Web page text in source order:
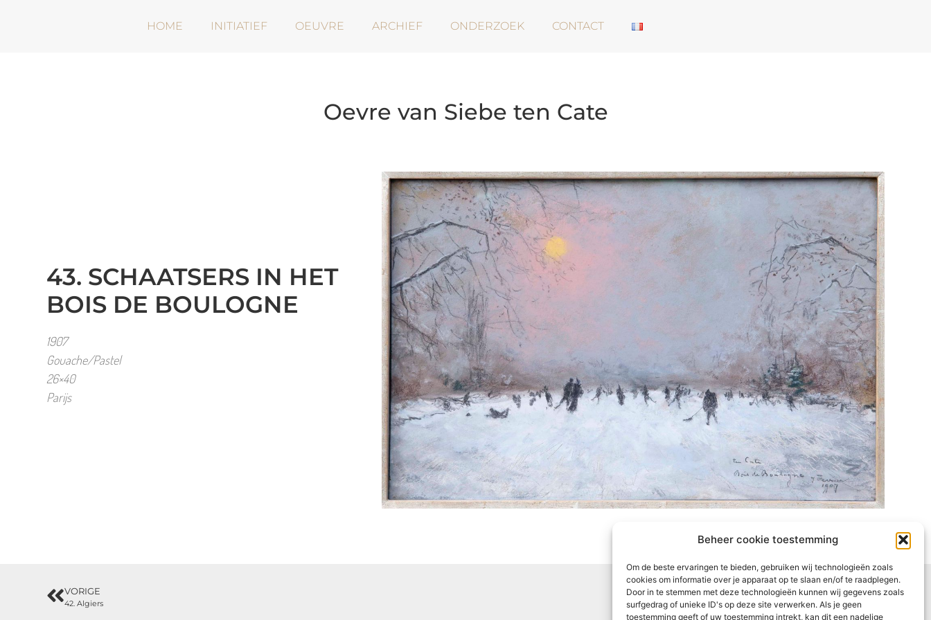
Beheer cookie toestemming
Om de beste ervaringen te bieden, gebruiken wij technologieën zoals
cookies om informatie over je apparaat op te slaan en/of te raadplegen.
Door in te stemmen met deze technologieën kunnen wij gegevens zoals
surfgedrag of unieke ID's op deze site verwerken. Als je geen
toestemming geeft of uw toestemming intrekt, kan dit een nadelige
HOME INITIATIEF OEUVRE ARCHIEF ONDERZOEK CONTACT
Oevre van Siebe ten Cate
43. SCHAATSERS IN HET
BOIS DE BOULOGNE
1907
Gouache/Pastel
26×40
Parijs
VORIGE
42. Algiers
VOLGENDE
44. Kermis